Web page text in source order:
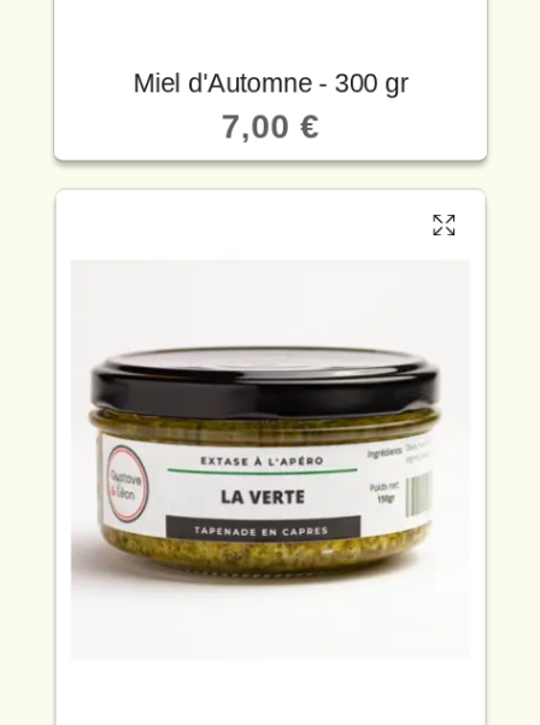
Miel d'Automne - 300 gr
7,00 €